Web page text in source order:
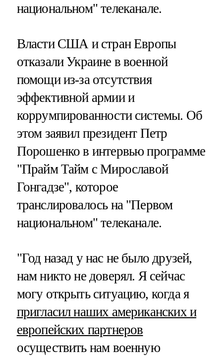
национальном" телеканале.
Власти США и стран Европы
отказали Украине в военной
помощи из-за отсутствия
эффективной армии и
коррумпированности системы. Об
этом заявил президент Петр
Порошенко в интервью программе
"Прайм Тайм с Мирославой
Гонгадзе", которое
транслировалось на "Первом
национальном" телеканале.
"Год назад у нас не было друзей,
нам никто не доверял. Я сейчас
могу открыть ситуацию, когда я
пригласил наших американских и
европейских партнеров
осуществить нам военную